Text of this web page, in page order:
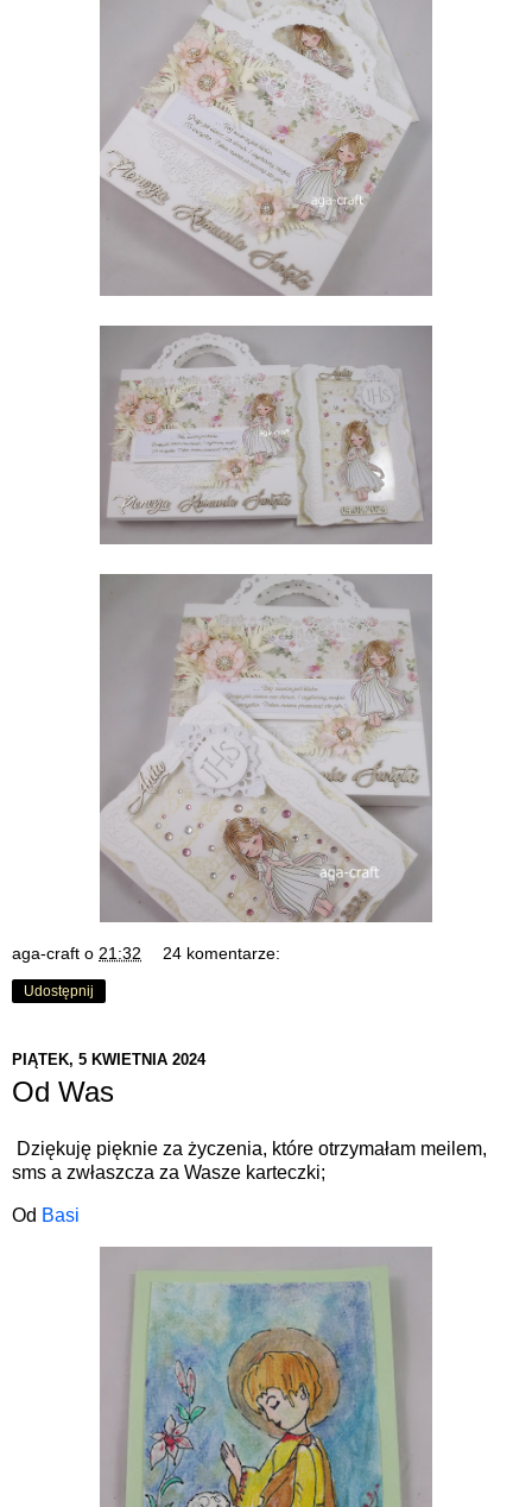
aga-craft o 21:32 24 komentarze:
Udostępnij
PIĄTEK, 5 KWIETNIA 2024
Od Was
Dziękuję pięknie za życzenia, które otrzymałam meilem,
sms a zwłaszcza za Wasze karteczki;
Od Basi